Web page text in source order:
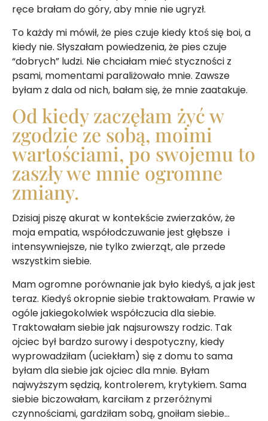
ręce brałam do góry, aby mnie nie ugryzł.
To każdy mi mówił, że pies czuje kiedy ktoś się boi, a
kiedy nie. Słyszałam powiedzenia, że pies czuje
“dobrych” ludzi. Nie chciałam mieć styczności z
psami, momentami paraliżowało mnie. Zawsze
byłam z dala od nich, bałam się, że mnie zaatakuje.
Od kiedy zaczęłam żyć w
zgodzie ze sobą, moimi
wartościami, po swojemu to
zaszły we mnie ogromne
zmiany.
Dzisiaj piszę akurat w kontekście zwierzaków, że
moja empatia, współodczuwanie jest głębsze i
intensywniejsze, nie tylko zwierząt, ale przede
wszystkim siebie.
Mam ogromne porównanie jak było kiedyś, a jak jest
teraz. Kiedyś okropnie siebie traktowałam. Prawie w
ogóle jakiegokolwiek współczucia dla siebie.
Traktowałam siebie jak najsurowszy rodzic. Tak
ojciec był bardzo surowy i despotyczny, kiedy
wyprowadziłam (uciekłam) się z domu to sama
byłam dla siebie jak ojciec dla mnie. Byłam
najwyższym sędzią, kontrolerem, krytykiem. Sama
siebie biczowałam, karciłam z przeróżnymi
czynnościami, gardziłam sobą, gnoiłam siebie…